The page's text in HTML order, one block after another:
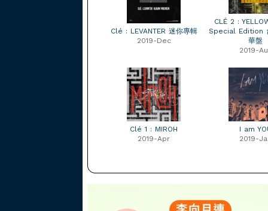
Clé : LEVANTER 迷你專輯
2019-Dec
CLÉ 2 :
Special Edition
華盤
2019-
Clé 1 : MIROH
2019-Apr
I am
2019-